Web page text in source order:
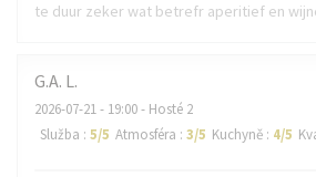
te duur zeker wat betrefr aperitief en
G.A. L
2026-07-21- 19:00 - Hosté 2
Služba : 5/5 Atmosféra : 3/5 Kuchyně : 4/5